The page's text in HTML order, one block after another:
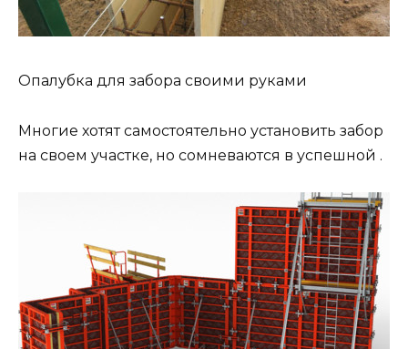
Опалубка для забора своими руками
Многие хотят самостоятельно установить забор
на своем участке, но сомневаются в успешной .